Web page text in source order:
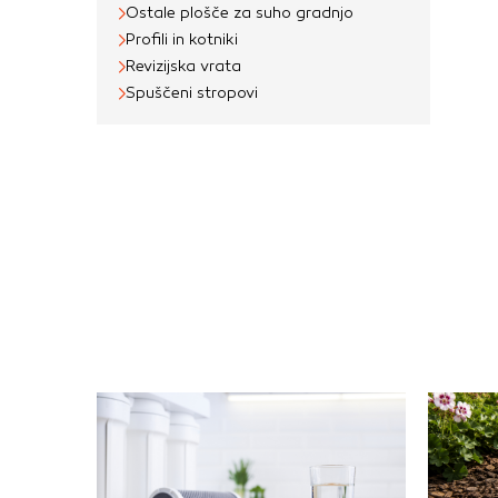
Ostale plošče za suho gradnjo
Profili in kotniki
Revizijska vrata
Spuščeni stropovi